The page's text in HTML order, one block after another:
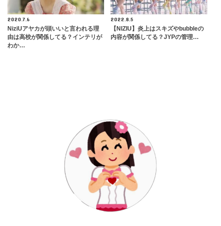
2020.7.6
NiziUアヤカが頭いいと言われる理
由は高校が関係してる？インテリが
わか…
2022.8.5
【NIZIU】炎上はスキズやbubbleの
内容が関係してる？JYPの管理…